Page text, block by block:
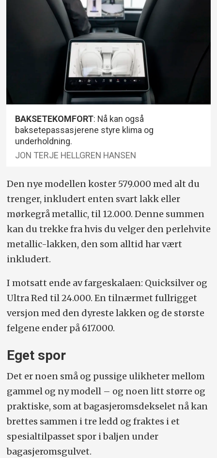
BAKSETEKOMFORT: Nå kan også
baksetepassasjerene styre klima og
underholdning.
JON TERJE HELLGREN HANSEN
Den nye modellen koster 579.000 med alt du
trenger, inkludert enten svart lakk eller
mørkegrå metallic, til 12.000. Denne summen
kan du trekke fra hvis du velger den perlehvite
metallic-lakken, den som alltid har vært
inkludert.
I motsatt ende av fargeskalaen: Quicksilver og
Ultra Red til 24.000. En tilnærmet fullrigget
versjon med den dyreste lakken og de største
felgene ender på 617.000.
Eget spor
Det er noen små og pussige ulikheter mellom
gammel og ny modell – og noen litt større og
praktiske, som at bagasjeromsdekselet nå kan
brettes sammen i tre ledd og fraktes i et
spesialtilpasset spor i baljen under
bagasjeromsgulvet.